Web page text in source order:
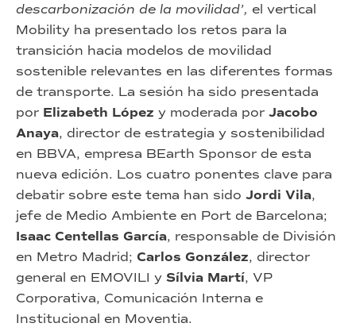
descarbonización de la movilidad’, el vertical
Mobility ha presentado los retos para la
transición hacia modelos de movilidad
sostenible relevantes en las diferentes formas
de transporte. La sesión ha sido presentada
por Elizabeth López y moderada por Jacobo
Anaya, director de estrategia y sostenibilidad
en BBVA, empresa BEarth Sponsor de esta
nueva edición. Los cuatro ponentes clave para
debatir sobre este tema han sido Jordi Vila,
jefe de Medio Ambiente en Port de Barcelona;
Isaac Centellas García, responsable de División
en Metro Madrid; Carlos González, director
general en EMOVILI y Sílvia Martí, VP
Corporativa, Comunicación Interna e
Institucional en Moventia.